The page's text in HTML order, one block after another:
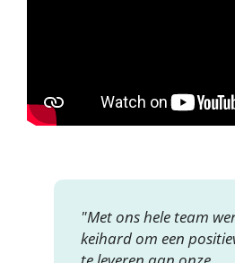
"Met ons hele team
keihard om een